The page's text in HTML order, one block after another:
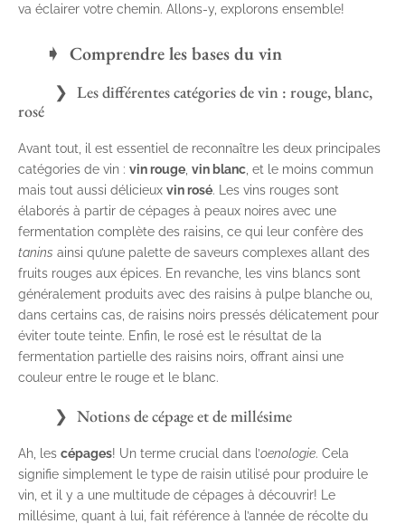
va éclairer votre chemin. Allons-y, explorons ensemble!
Comprendre les bases du vin
Les différentes catégories de vin : rouge, blanc,
rosé
Avant tout, il est essentiel de reconnaître les deux principales
catégories de vin : vin rouge vin blanc , et le moins commun
mais tout aussi délicieux vin rosé. Les vins rouges sont
élaborés à partir de cépages à peaux noires avec une
fermentation complète des raisins, ce qui leur confère des
tanins ainsi qu’une palette de saveurs complexes allant des
fruits rouges aux épices. En revanche, les vins blancs sont
généralement produits avec des raisins à pulpe blanche ou,
dans certains cas, de raisins noirs pressés délicatement pour
éviter toute teinte. Enfin, le rosé est le résultat de la
fermentation partielle des raisins noirs, offrant ainsi une
couleur entre le rouge et le blanc.
Notions de cépage et de millésime
Ah, les cépages! Un terme crucial dans l’oenologie. Cela
signifie simplement le type de raisin utilisé pour produire le
vin, et il y a une multitude de cépages à découvrir! Le
millésime, quant à lui, fait référence à l’année de récolte du